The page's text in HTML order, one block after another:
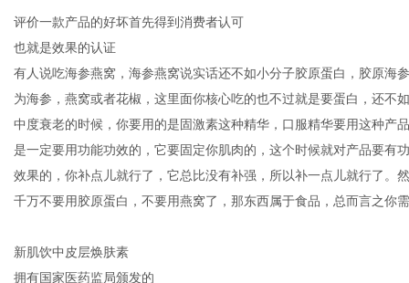
评价一款产品的好坏首先得到消费者认可
也就是效果的认证
有人说吃海参燕窝，海参燕窝说实话还不如小分子胶原蛋白，胶原海
为海参，燕窝或者花椒，这里面你核心吃的也不过就是要蛋白，还不
中度衰老的时候，你要用的是固激素这种精华，口服精华要用这种产
是一定要用功能功效的，它要固定你肌肉的，这个时候就对产品要有
效果的，你补点儿就行了，它总比没有补强，所以补一点儿就行了。
千万不要用胶原蛋白，不要用燕窝了，那东西属于食品，总而言之你
新肌饮中皮层焕肤素
拥有国家医药监局颁发的